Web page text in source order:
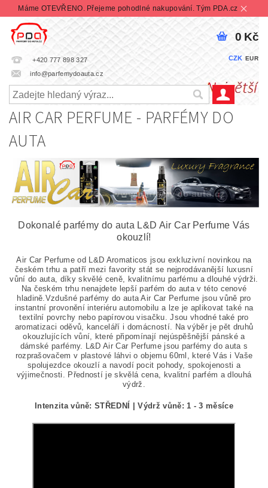
Máme OTEVŘENO. Přejeme pohodlné nakupování. Tým PDA.cz
+420 777 898 327
info@parfemydoauta.cz
CZK EUR
0 Kč
AIR CAR PERFUME - PARFÉMY DO
AUTA
Dokonalé parfémy do auta L&D Air Car Perfume Vás
okouzlí!
Air Car Perfume od L&D Aromaticos jsou exkluzivní novinkou na
českém trhu a patří mezi favority stát se nejprodávanější luxusní
vůní do auta, díky skvělé ceně, kvalitnímu parfému a dlouhé výdrži.
Na českém trhu nenajdete lepší parfém do auta v této cenové
hladině.Vzdušné parfémy do auta Air Car Perfume jsou vůně pro
instantní provonění interiéru automobilu a lze je aplikovat také na
textilní povrchy nebo papírovou visačku. Jsou vhodné také pro
aromatizaci oděvů, kanceláří i domácností. Na výběr je pět druhů
okouzlujících vůní, které připomínají nejúspěšnější pánské a
dámské parfémy. L&D Air Car Perfume jsou parfémy do auta s
rozprašovačem v plastové láhvi o objemu 60ml, které Vás i Vaše
spolujezdce okouzlí a navodí pocit pohody, spokojenosti a
výjimečnosti. Předností je skvělá cena, kvalitní parfém a dlouhá
výdrž.
Intenzita vůně: STŘEDNÍ |Výdrž vůně: 1 - 3 měsíce